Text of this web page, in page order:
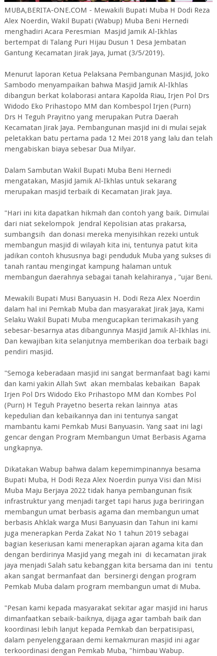
MUBA,BERITA-ONE.COM - Mewakili Bupati Muba H Dodi Reza
Alex Noerdin, Wakil Bupati (Wabup) Muba Beni Hernedi
menghadiri Acara Peresmian Masjid Jamik Al-Ikhlas
bertempat di Talang Puri Hijau Dusun 1 Desa Jembatan
Gantung Kecamatan Jirak Jaya, Jumat (3/5/2019).
Menurut laporan Ketua Pelaksana Pembangunan Masjid, Joko
Sambodo menyampaikan bahwa Masjid Jamik Al-Ikhlas
dibangun berkat kolaborasi antara Kapolda Riau, Irjen Pol Drs
Widodo Eko Prihastopo MM dan Kombespol Irjen (Purn)
Drs H Teguh Prayitno yang merupakan Putra Daerah
Kecamatan Jirak Jaya. Pembangunan masjid ini di mulai sejak
peletakkan batu pertama pada 12 Mei 2018 yang lalu dan telah
mengabiskan biaya sebesar Dua Milyar.
Dalam Sambutan Wakil Bupati Muba Beni Hernedi
mengatakan, Masjid Jamik Al-Ikhlas untuk sekarang
merupakan masjid terbaik di Kecamatan Jirak Jaya.
"Hari ini kita dapatkan hikmah dan contoh yang baik. Dimulai
dari niat sekelompok Jendral Kepolisian atas prakarsa,
sumbangsih dan donasi mereka menyisihkan rezeki untuk
membangun masjid di wilayah kita ini, tentunya patut kita
jadikan contoh khususnya bagi penduduk Muba yang sukses di
tanah rantau mengingat kampung halaman untuk
membangun daerahnya sebagai tanah kelahiranya , "ujar Beni.
Mewakili Bupati Musi Banyuasin H. Dodi Reza Alex Noerdin
dalam hal ini Pemkab Muba dan masyarakat Jirak Jaya, Kami
Selaku Wakil Bupati Muba mengucapkan terimakasih yang
sebesar-besarnya atas dibangunnya Masjid Jamik Al-Ikhlas ini.
Dan kewajiban kita selanjutnya memberikan doa terbaik bagi
pendiri masjid.
"Semoga keberadaan masjid ini sangat bermanfaat bagi kami
dan kami yakin Allah Swt akan membalas kebaikan Bapak
Irjen Pol Drs Widodo Eko Prihastopo MM dan Kombes Pol
(Purn) H Teguh Prayetno beserta rekan lainnya atas
kepedulian dan kebaikannya dan ini tentunya sangat
mambantu kami Pemkab Musi Banyuasin. Yang saat ini lagi
gencar dengan Program Membangun Umat Berbasis Agama
ungkapnya.
Dikatakan Wabup bahwa dalam kepemimpinannya besama
Bupati Muba, H Dodi Reza Alex Noerdin punya Visi dan Misi
Muba Maju Berjaya 2022 tidak hanya pembangunan fisik
infrastruktur yang menjadi target tapi harus juga beriringan
membangun umat berbasis agama dan membangun umat
berbasis Ahklak warga Musi Banyuasin dan Tahun ini kami
juga menerapkan Perda Zakat No 1 tahun 2019 sebagai
bagian keseriusan kami menerapkan ajaran agama kita dan
dengan berdirinya Masjid yang megah ini di kecamatan jirak
jaya menjadi Salah satu kebanggan kita bersama dan ini tentu
akan sangat bermanfaat dan bersinergi dengan program
Pemkab Muba dalam program membangun umat di Muba.
"Pesan kami kepada masyarakat sekitar agar masjid ini harus
dimanfaatkan sebaik-baiknya, dijaga agar tambah baik dan
koordinasi lebih lanjut kepada Pemkab dan berpatisipasi,
dalam penyelenggaraan demi kemakmuran masjid ini agar
terkoordinasi dengan Pemkab Muba, "himbau Wabup.